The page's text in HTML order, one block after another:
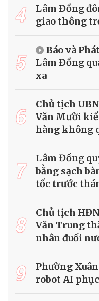
4
Lâm Đồng
giao thông
5
Báo và
Lâm Đồng
xa
6
Chủ tịch
Văn Mười
hàng không
7
Lâm Đồng
bằng sạch
tốc trước
8
Chủ tịch
Văn Trung
nhân đuối
9
Phường
robot AI